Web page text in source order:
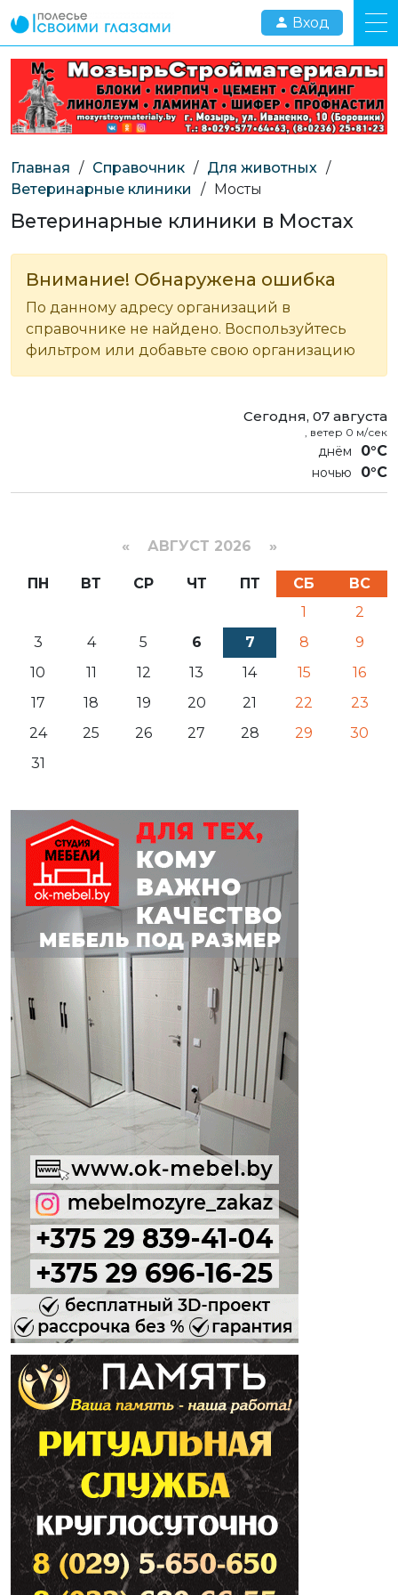
Вход
Главная / Справочник / Для животных /
Ветеринарные клиники
/ Мосты
Ветеринарные клиники в Мостах
Внимание! Обнаружена ошибка
По данному адресу организаций в
справочнике не найдено. Воспользуйтесь
фильтром или добавьте свою организацию
Сегодня, 07 августа
, ветер 0 м/сек
0°C
0°C
« АВГУСТ 2026 »
ПН ВТ СР ЧТ ПТ СБ
ВС
1
2
3
4 5 6 7 8
9
10
11 12 13 14 15
16
17
18 19 20 21 22
23
24
25 26 27 28 29
30
31